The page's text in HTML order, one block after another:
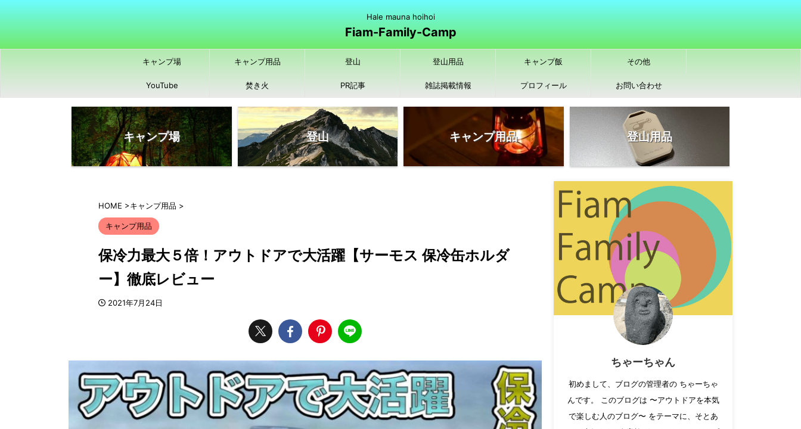
Hale mauna hoihoi
Fiam-Family-Camp
キャンプ場 キャンプ用品 登山 登山用品 キャンプ飯 その他
YouTube 焚き火 PR記事 雑誌掲載情報 プロフィール お問い合わせ
キャンプ場 登山 キャンプ用品 登山用品
HOME >キャンプ用品 >
キャンプ用品
保冷力最大５倍！アウトドアで大活躍【サーモス 保冷缶ホルダ
ー】徹底レビュー
2021年7月24日
ちゃーちゃん
初めまして、ブログの管理者の ちゃーちゃ
んです。 このブログは 〜アウトドアを本気
で楽しむ人のブログ〜 をテーマに、そとあ